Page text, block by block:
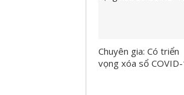
Chuyên gia: Có triển
vọng xóa sổ